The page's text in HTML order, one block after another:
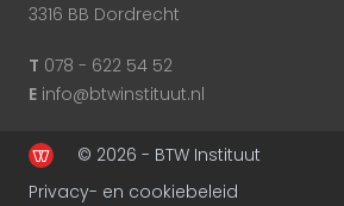
3316 BB Dordrecht
T 078 - 622 54 52
E info@btwinstituut.nl
© 2026 - BTW Instituut
Privacy- en cookiebeleid